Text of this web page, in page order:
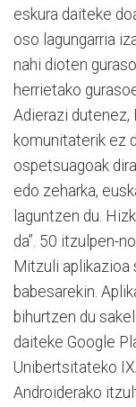
eskura daiteke
oso lagungarria
nahi dioten
herrietako
Adierazi dutenez,
komunitaterik ez
ospetsuagoak
edo zeharka,
laguntzen du.
da”. 50 itzulpen-
Mitzuli aplikazioa
babesarekin.
bihurtzen du
daiteke Google
Unibertsitateko
Androiderako